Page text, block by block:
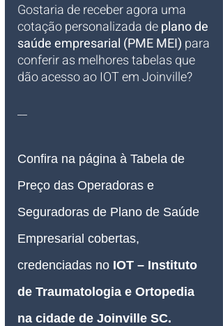
Gostaria de receber agora uma
cotação personalizada de plano de
saúde empresarial (PME MEI) para
conferir as melhores tabelas que
dão acesso ao IOT em Joinville?
__
Confira na página à Tabela de
Preço das Operadoras e
Seguradoras de Plano de Saúde
Empresarial cobertas,
credenciadas no IOT – Instituto
de Traumatologia e Ortopedia
na cidade de Joinville SC.